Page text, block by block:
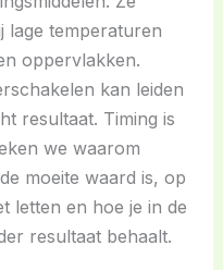
lage temperaturen
oppervlakken.
kan leiden
resultaat. Timing is
we waarom
moeite waard is, op
letten en hoe je in de
resultaat behaalt.